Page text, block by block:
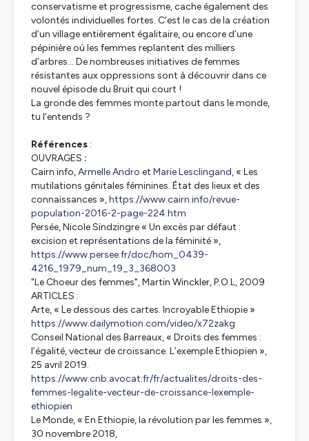
conservatisme et progressisme, cache également des
volontés individuelles fortes. C’est le cas de la création
d’un village entièrement égalitaire, ou encore d’une
pépinière où les femmes replantent des milliers
d’arbres… De nombreuses initiatives de femmes
résistantes aux oppressions sont à découvrir dans ce
nouvel épisode du Bruit qui court !
La gronde des femmes monte partout dans le monde,
tu l’entends ?
Références :
OUVRAGES :
Cairn info,Armelle Andro et Marie Lesclingand, « Les
mutilations génitales féminines. État des lieux et des
connaissances »,https://www.cairn.info/revue-
population-2016-2-page-224.htm
Persée, Nicole Sindzingre « Un excès par défaut :
excision et représentations de la féminité »,
https://www.persee.fr/doc/hom_0439-
4216_1979_num_19_3_368003
"Le Choeur des femmes", Martin Winckler, P.O.L, 2009
ARTICLES :
Arte, « Le dessous des cartes. Incroyable Ethiopie »
https://www.dailymotion.com/video/x72zakg
Conseil National des Barreaux, « Droits des femmes :
l’égalité, vecteur de croissance. L’exemple Ethiopien »,
25 avril 2019.
https://www.cnb.avocat.fr/fr/actualites/droits-des-
femmes-legalite-vecteur-de-croissance-lexemple-
ethiopien
Le Monde, « En Ethiopie, la révolution par les femmes »,
30 novembre 2018,